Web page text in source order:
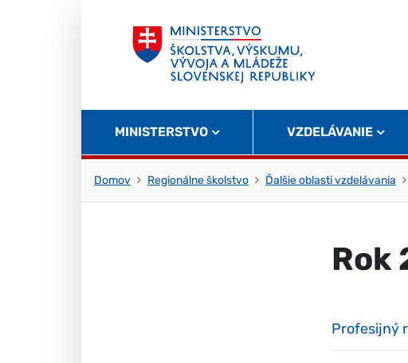
MINISTERSTVO VZDELÁVANIE
Domov Regionálne školstvo Ďalšie oblasti vzdelávania
Rok
Profesijný